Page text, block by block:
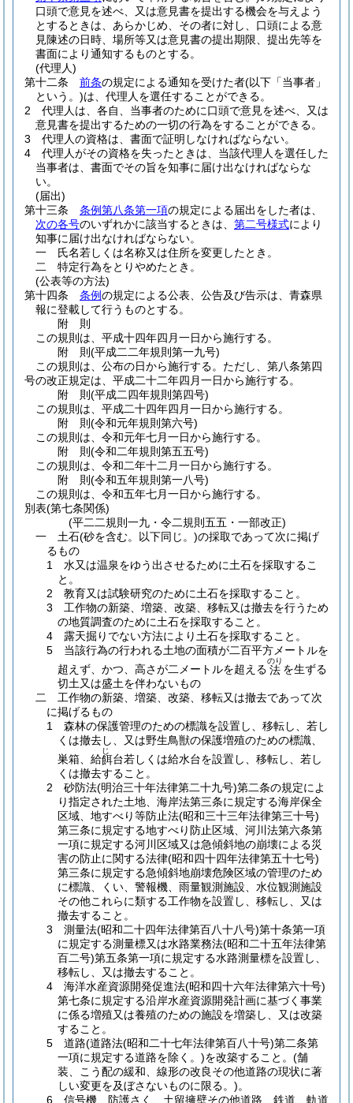
口頭で意見を述べ、又は意見書を提出する機会を与えよう
とするときは、あらかじめ、その者に対し、口頭による意
見陳述の日時、場所等又は意見書の提出期限、提出先等を
書面により通知するものとする。
(代理人)
第十二条
前条の規定による通知を受けた者(以下「当事者」
という。)は、代理人を選任することができる。
2
代理人は、各自、当事者のために口頭で意見を述べ、又は
意見書を提出するための一切の行為をすることができる。
3
代理人の資格は、書面で証明しなければならない。
4
代理人がその資格を失ったときは、当該代理人を選任した
当事者は、書面でその旨を知事に届け出なければならな
い。
(届出)
第十三条
条例第八条第一項の規定による届出をした者は、
次の各号のいずれかに該当するときは、 第二号様式により
知事に届け出なければならない。
一
氏名若しくは名称又は住所を変更したとき。
二
特定行為をとりやめたとき。
(公表等の方法)
第十四条
条例の規定による公表、公告及び告示は、青森県
報に登載して行うものとする。
附 則
この規則は、平成十四年四月一日から施行する。
附 則(平成二二年規則第一九号)
この規則は、公布の日から施行する。 ただし、第八条第四
号の改正規定は、平成二十二年四月一日から施行する。
附 則(平成二四年規則第四号)
この規則は、平成二十四年四月一日から施行する。
附 則(令和元年規則第六号)
この規則は、令和元年七月一日から施行する。
附 則(令和二年規則第五五号)
この規則は、令和二年十二月一日から施行する。
附 則(令和五年規則第一八号)
この規則は、令和五年七月一日から施行する。
別表(第七条関係)
(平二二規則一九・令二規則五五・一部改正)
一 土石(砂を含む。以下同じ。)の採取であって次に掲げ
るもの
1 水又は温泉をゆう出させるために土石を採取するこ
と。
2 教育又は試験研究のために土石を採取すること。
3 工作物の新築、増築、改築、移転又は撤去を行うため
の地質調査のために土石を採取すること。
4 露天掘りでない方法により土石を採取すること。
5 当該行為の行われる土地の面積が二百平方メートルを
超えず、かつ、高さが二メートルを超える 法
のり
を生ずる
切土又は盛土を伴わないもの
二 工作物の新築、増築、改築、移転又は撤去であって次
に掲げるもの
1 森林の保護管理のための標識を設置し、移転し、若し
くは撤去し、又は野生鳥獣の保護増殖のための標識、
巣箱、給餌
じ
台若しくは給水台を設置し、移転し、若し
くは撤去すること。
2 砂防法(明治三十年法律第二十九号)第二条の規定によ
り指定された土地、海岸法第三条に規定する海岸保全
区域、地すべり等防止法(昭和三十三年法律第三十号)
第三条に規定する地すべり防止区域、河川法第六条第
一項に規定する河川区域又は急傾斜地の崩壊による災
害の防止に関する法律(昭和四十四年法律第五十七号)
第三条に規定する急傾斜地崩壊危険区域の管理のため
に標識、くい、警報機、雨量観測施設、水位観測施設
その他これらに類する工作物を設置し、移転し、又は
撤去すること。
3 測量法(昭和二十四年法律第百八十八号)第十条第一項
に規定する測量標又は水路業務法(昭和二十五年法律第
百二号)第五条第一項に規定する水路測量標を設置し、
移転し、又は撤去すること。
4 海洋水産資源開発促進法(昭和四十六年法律第六十号)
第七条に規定する沿岸水産資源開発計画に基づく事業
に係る増殖又は養殖のための施設を増築し、又は改築
すること。
5 道路(道路法(昭和二十七年法律第百八十号)第二条第
一項に規定する道路を除く。)を改築すること。(舗
装、こう配の緩和、線形の改良その他道路の現状に著
しい変更を及ぼさないものに限る。)。
6 信号機、防護さく、土留擁壁その他道路、鉄道、軌道